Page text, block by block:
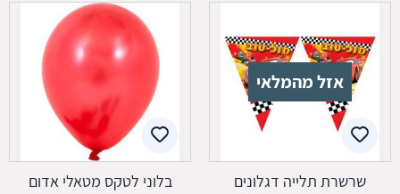
אזל מהמלאי
שרשרת תלייה דגלונים
בלוני לטקס מטאלי אדום